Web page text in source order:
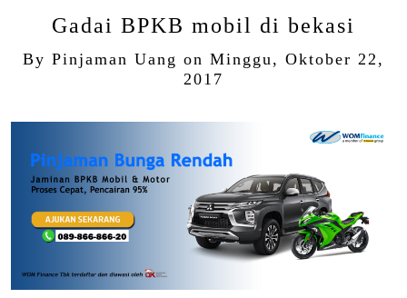
Gadai BPKB mobil di bekasi
By Pinjaman Uang on Minggu, Oktober 22,
2017